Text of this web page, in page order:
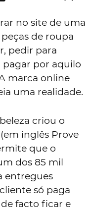
no site de uma
de roupa
pedir para
pagar por aquilo
marca online
uma realidade.
criou o
inglês Prove
que o
dos 85 mil
entregues
só paga
facto ficar e